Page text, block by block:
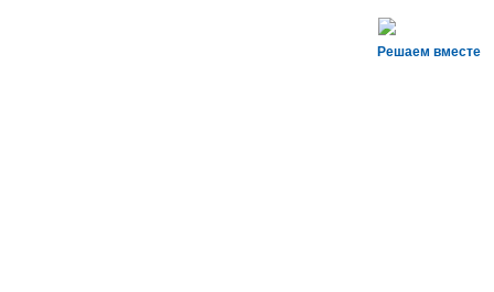
Решаем вместе